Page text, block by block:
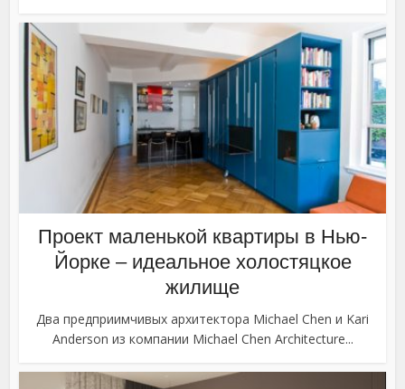
Проект маленькой квартиры в Нью-
Йорке – идеальное холостяцкое
жилище
Два предприимчивых архитектора Michael Chen и Kari
Anderson из компании Michael Chen Architecture...